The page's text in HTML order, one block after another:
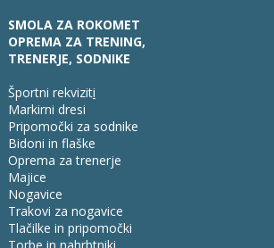
SMOLA ZA ROKOMET
OPREMA ZA TRENING,
TRENERJE, SODNIKE
Športni rekviziti
Markirni dresi
Pripomočki za sodnike
Bidoni in flaške
Oprema za trenerje
Majice
Nogavice
Trakovi za nogavice
Tlačilke in pripomočki
Torbe in nahrbtniki